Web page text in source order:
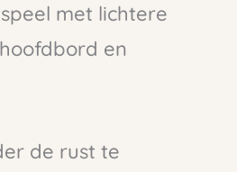
met lichtere
en
de rust te